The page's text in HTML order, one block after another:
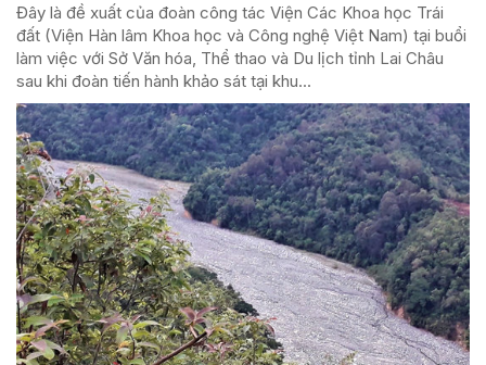
Đây là đề xuất của đoàn công tác Viện Các Khoa học Trái
đất (Viện Hàn lâm Khoa học và Công nghệ Việt Nam) tại buổi
làm việc với Sở Văn hóa, Thể thao và Du lịch tỉnh Lai Châu
sau khi đoàn tiến hành khảo sát tại khu...